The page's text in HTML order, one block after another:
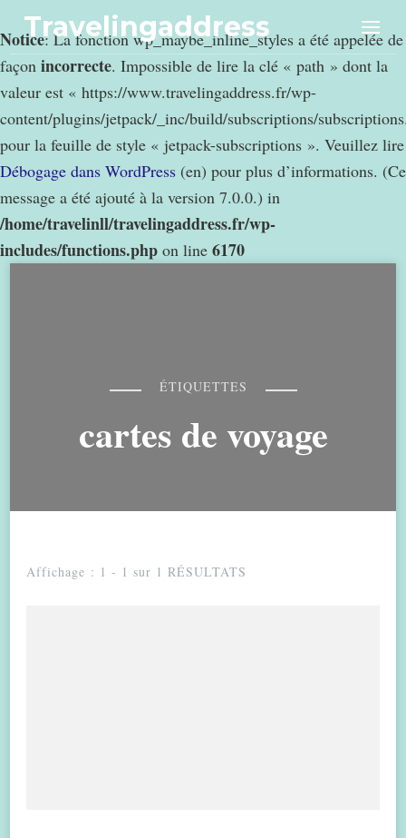
Notice: La fonction wp_maybe_inline_styles a été appelée de
façon incorrecte. Impossible de lire la clé « path » dont la
valeur est « https://www.travelingaddress.fr/wp-
content/plugins/jetpack/_inc/build/subscriptions/
pour la feuille de style « jetpack-subscriptions ». Veuillez lire
Débogage dans WordPress (en) pour plus d’informations. (Ce
message a été ajouté à la version 7.0.0.) in
/home/travelinll/travelingaddress.fr/wp-
includes/functions.php on line 6170
Travelingaddress
ÉTIQUETTES
cartes de voyage
Affichage : 1 - 1 sur 1 RÉSULTATS